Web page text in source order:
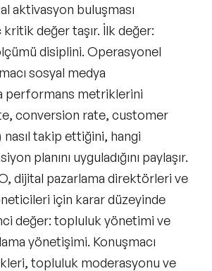
aktivasyon buluşması
değer taşır. İlk değer:
disiplini. Operasyonel
sosyal medya
performans metriklerini
conversion rate, customer
takip ettiğini, hangi
planını uyguladığını paylaşır.
dijital pazarlama direktörleri ve
için karar düzeyinde
değer: topluluk yönetimi ve
yönetişimi. Konuşmacı
topluluk moderasyonu ve